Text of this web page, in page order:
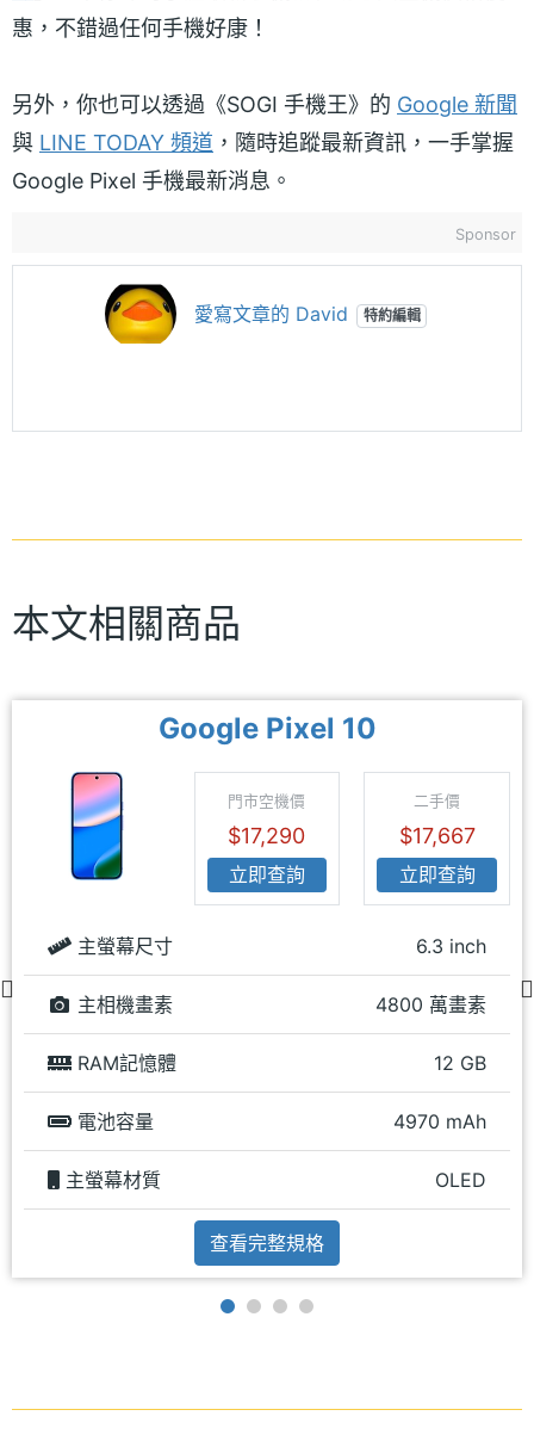
惠，不錯過任何手機好康！
另外，你也可以透過《SOGI 手機王》的 Google 新聞
與 LINE TODAY 頻道 ，隨時追蹤最新資訊，一手掌握
Google Pixel 手機最新消息。
Sponsor
愛寫文章的 David 特約編輯
本文相關商品
Google Pixel 10
門市空機價
$17,290
立即查詢
二手價
$17,667
立即查詢
主螢幕尺寸 6.3 inch
主相機畫素 4800 萬畫素
RAM記憶體 12 GB
電池容量 4970 mAh
主螢幕材質 OLED
查看完整規格